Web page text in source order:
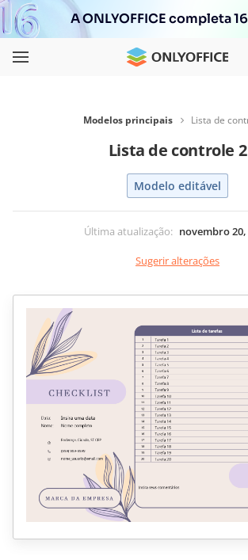
A ONLYOFFICE completa
Modelos principais Lista de
Lista de controle 2
Modelo editável
Última atualização: novembro 20,
Sugerir alterações